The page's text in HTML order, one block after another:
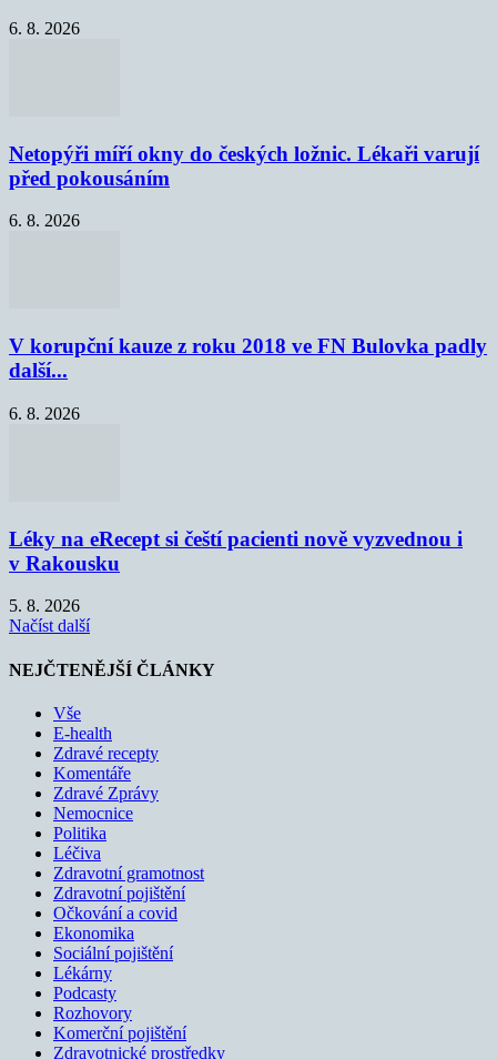
6. 8. 2026
Netopýři míří okny do českých ložnic. Lékaři varují
před pokousáním
6. 8. 2026
V korupční kauze z roku 2018 ve FN Bulovka padly
další...
6. 8. 2026
Léky na eRecept si čeští pacienti nově vyzvednou i
v Rakousku
5. 8. 2026
Načíst další
NEJČTENĚJŠÍ ČLÁNKY
Vše
E-health
Zdravé recepty
Komentáře
Zdravé Zprávy
Nemocnice
Politika
Léčiva
Zdravotní gramotnost
Zdravotní pojištění
Očkování a covid
Ekonomika
Sociální pojištění
Lékárny
Podcasty
Rozhovory
Komerční pojištění
Zdravotnické prostředky